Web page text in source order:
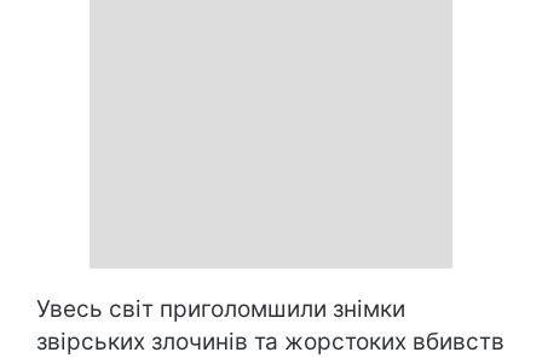
Увесь світ приголомшили знімки
звірських злочинів та жорстоких вбивств